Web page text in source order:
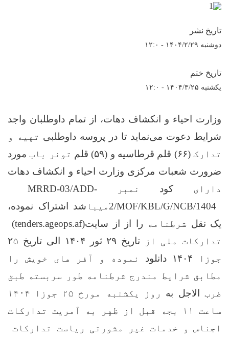
تاریخ نشر
دوشنبه ۱۴۰۴/۲/۲۹ - ۱۲:۰
تاریخ ختم
یکشنبه ۱۴۰۴/۳/۲۵ - ۱۲:۰
وزارت احیاء و انکشاف دهات، از تمام داوطلبان واجد
شرایط دعوت می‌نماید تا در پروسه داوطلبی تهیه و
تدارک (۶۶) قلم قرطاسیه و (۵۹) قلم تونر باب مورد
ضرورت شعبات مرکزی وزارت احیاء و انکشاف دهات
دارای
کود نمبر MRRD-03/ADD-
2/MOF/KBL/G/NCB/1404میبا شد اشتراک نموده،
یک نقل شرطنامه را از از ‌سایت(tenders.ageops.af)
تدارکات ملی از
تاریخ ۲۹ ثور ۱۴۰۴ الی تاریخ ۲۵
جوزا
۱۴۰۴ دانلود نموده و آفر های خویش را
مطابق شرایط مندرج شرطنامه طور سربسته طبق
ضرب
الاجل به
روز یکشنبه مورخ ۲۵ جوزا ۱۴۰۴
ساعت ۱۱ بجه قبل از ظهر به آمریت تدارکات
اجناس و خدمات غیر مشورتی ریاست تدارکات